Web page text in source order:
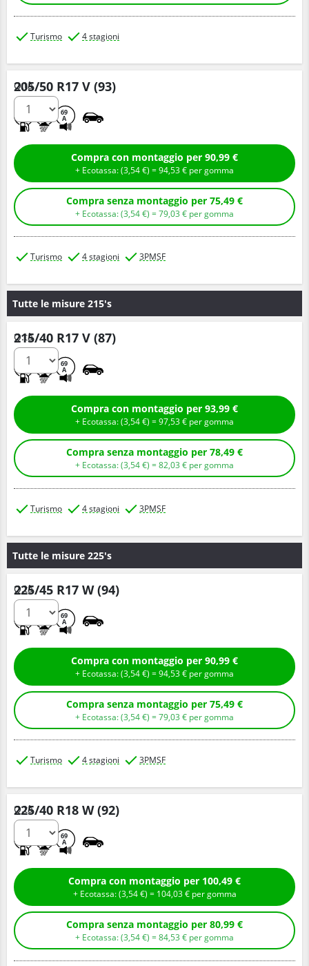
Turismo 4 stagioni
205/50 R17 V (93)
69
A
Q.tà
Compra con montaggio per 90,99 €
+ Ecotassa: (3,54€ ) =94,53€ per gomma
Compra senza montaggio per 75,49 €
+ Ecotassa: (3,54€ ) =79,03 € per gomma
Turismo 4 stagioni 3PMSF
Tutte le misure 215's
215/40 R17 V (87)
69
A
Q.tà
Compra con montaggio per 93,99 €
+ Ecotassa: (3,54€ ) =97,53€ per gomma
Compra senza montaggio per 78,49 €
+ Ecotassa: (3,54€ ) =82,03 € per gomma
Turismo 4 stagioni 3PMSF
Tutte le misure 225's
225/45 R17 W (94)
69
A
Q.tà
Compra con montaggio per 90,99 €
+ Ecotassa: (3,54€ ) =94,53€ per gomma
Compra senza montaggio per 75,49 €
+ Ecotassa: (3,54€ ) =79,03 € per gomma
Turismo 4 stagioni 3PMSF
225/40 R18 W (92)
69
A
Q.tà
Compra con montaggio per 100,49 €
+ Ecotassa: (3,54€ ) = 104,03€ per gomma
Compra senza montaggio per 80,99 €
+ Ecotassa: (3,54€ ) =84,53 € per gomma